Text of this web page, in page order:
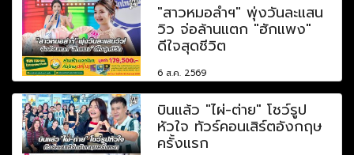
"สาวหมอลำฯ" พุ่งวันละแสน
วิว จ่อล้านแตก "ฮักแพง"
ดีใจสุดชีวิต
6 ส.ค. 2569
บินแล้ว "ไผ่-ต่าย" โชว์รูป
หัวใจ ทัวร์คอนเสิร์ตอังกฤษ
ครั้งแรก